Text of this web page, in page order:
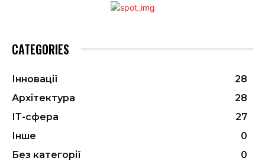
CATEGORIES
Інновації
28
Архітектура
28
ІТ-сфера
27
Інше
0
Без категорії
0